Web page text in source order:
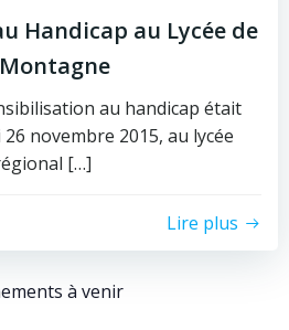
Handicap au Lycée de
au handicap était
novembre 2015, au lycée
[…]
Lire plus
à venir